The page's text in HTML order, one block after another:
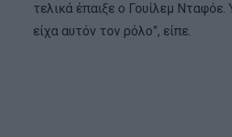
τελικά έπαιξε ο Γουίλεμ Νταφόε.
είχα αυτόν τον ρόλο”, είπε.